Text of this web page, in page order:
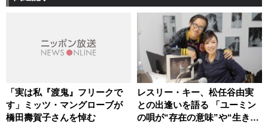
「実は私『渡鬼』フリークで
す」ミッツ・マングローブが
橋田壽賀子さんを悼む
レスリー・キー、松任谷由実
との出逢いを語る 「ユーミン
の唄が“存在の意味”や“生きる